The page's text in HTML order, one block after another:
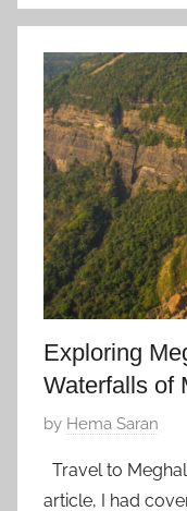
,
2
0
2
0
n
d
i
a
,
Z
f
a
v
o
r
t
e
Exploring
Waterfalls of
P
by Hema Saran
Travel to
article, I had